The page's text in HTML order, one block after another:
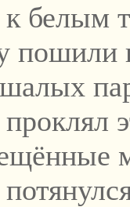
белым
пошили